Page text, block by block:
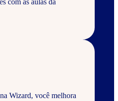
Wizard, você melhora